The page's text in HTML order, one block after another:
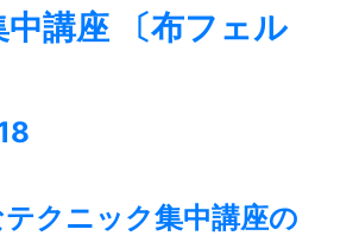
講座 〔布フェル
クニック集中講座の